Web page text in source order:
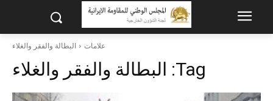
علامات البطالة والفقر والغلاء
Tag: البطالة والفقر والغلاء